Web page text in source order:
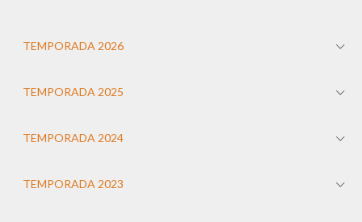
TEMPORADA 2026
TEMPORADA 2025
TEMPORADA 2024
TEMPORADA 2023